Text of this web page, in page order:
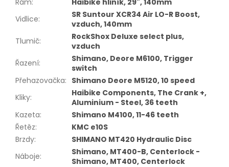
Vidlice:
SR Suntour XCR34 Air LO-R Boost,
vzduch, 140mm
Tlumič:
RockShox Deluxe select plus,
vzduch
Řazení:
Shimano, Deore M6100, Trigger
switch
Přehazovačka: Shimano Deore M5120, 10 speed
Kliky:
Haibike Components, The Crank +,
Aluminium - Steel, 36 teeth
Kazeta:
Shimano M4100, 11-46 teeth
Řetěz:
KMC e10S
Brzdy:
SHIMANO MT420 Hydraulic Disc
Náboje:
Shimano, MT400-B, Centerlock -
Shimano, MT400, Centerlock